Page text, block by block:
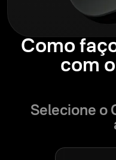
Como
com
Selecione o